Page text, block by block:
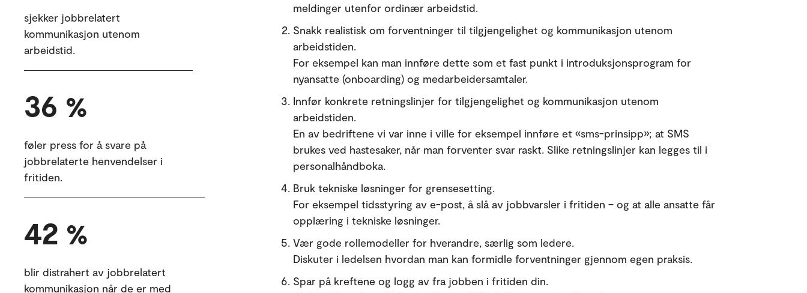
sjekker jobbrelatert
kommunikasjon utenom
arbeidstid.
36 %
føler press for å svare på
jobbrelaterte henvendelser i
fritiden.
42 %
blir distrahert av jobbrelatert
kommunikasjon når de er med
meldinger utenfor ordinær arbeidstid.
Snakk realistisk om forventninger til tilgjengelighet og kommunikasjon utenom
arbeidstiden.
For eksempel kan man innføre dette som et fast punkt i introduksjonsprogram for
nyansatte (onboarding) og medarbeidersamtaler.
Innfør konkrete retningslinjer for tilgjengelighet og kommunikasjon utenom
arbeidstiden.
En av bedriftene vi var inne i ville for eksempel innføre et «sms-prinsipp»; at SMS
brukes ved hastesaker, når man forventer svar raskt. Slike retningslinjer kan legges til i
personalhåndboka.
Bruk tekniske løsninger for grensesetting.
For eksempel tidsstyring av e-post, å slå av jobbvarsler i fritiden – og at alle ansatte får
opplæring i tekniske løsninger.
Vær gode rollemodeller for hverandre, særlig som ledere.
Diskuter i ledelsen hvordan man kan formidle forventninger gjennom egen praksis.
Spar på kreftene og logg av fra jobben i fritiden din.